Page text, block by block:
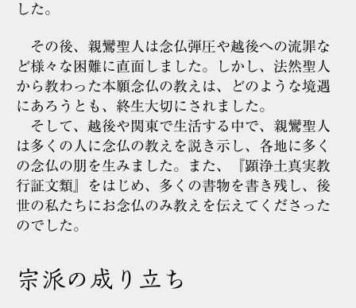
した。
その後、親鸞聖人は念仏弾圧や越後への流罪な
ど様々な困難に直面しました。しかし、法然聖人
から教わった本願念仏の教えは、どのような境遇
にあろうとも、終生大切にされました。
そして、越後や関東で生活する中で、親鸞聖人
は多くの人に念仏の教えを説き示し、各地に多く
の念仏の朋を生みました。また、『顕浄土真実教
行証文類』をはじめ、多くの書物を書き残し、後
世の私たちにお念仏のみ教えを伝えてくださった
のでした。
宗派の成り立ち